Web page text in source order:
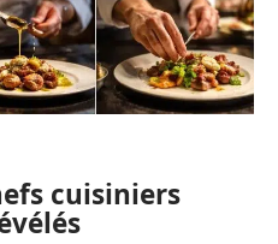
cuisiniers